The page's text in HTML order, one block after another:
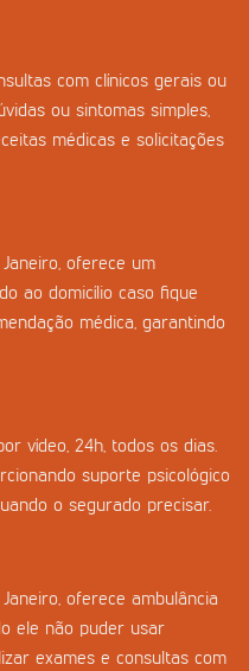
com clínicos gerais ou
ou sintomas simples,
médicas e solicitações
oferece um
ao domicílio caso fique
médica, garantindo
vídeo, 24h, todos os dias.
suporte psicológico
o segurado precisar.
oferece ambulância
ele não puder usar
exames e consultas com